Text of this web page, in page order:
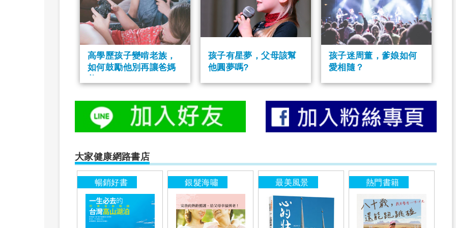
高學歷孩子變啃老族，
如何鼓勵他別再讓爸媽
孩子有星夢，父母該幫
他圓夢嗎?
孩子迷周董，爹娘如何
愛相隨？
大家健康網路書店
暢銷好書 銀髮海嘯 最美風景 熱門書籍